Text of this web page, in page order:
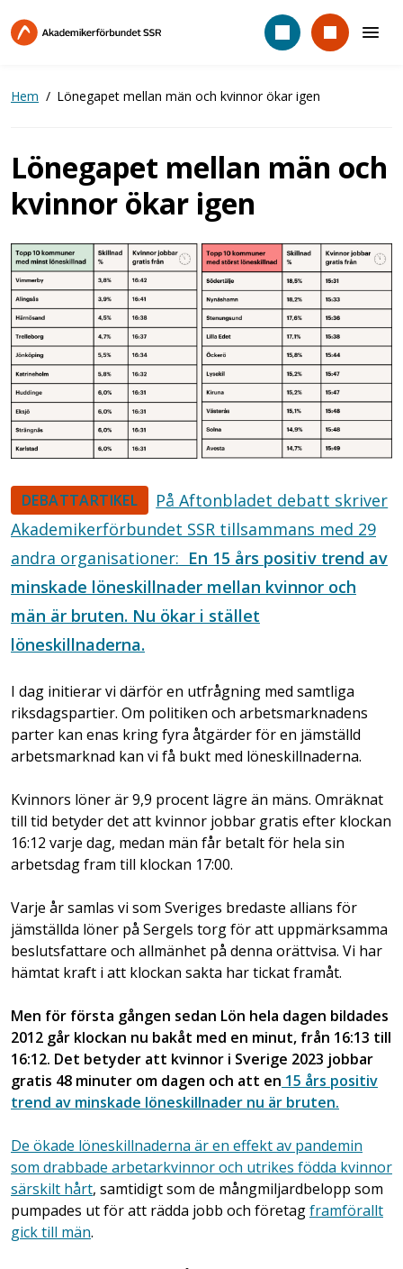
till
Hem Lönegapet mellan män och kvinnor ökar igen
Lönegapet mellan män och
kvinnor ökar igen
DEBATTARTIKEL
På Aftonbladet debatt skriver
Akademikerförbundet SSR tillsammans med 29
andra organisationer: En 15 års positiv trend av
minskade löneskillnader mellan kvinnor och
män är bruten. Nu ökar i stället
löneskillnaderna.
I dag initierar vi därför en utfrågning med samtliga
riksdagspartier. Om politiken och arbetsmarknadens
parter kan enas kring fyra åtgärder för en jämställd
arbetsmarknad kan vi få bukt med löneskillnaderna.
Kvinnors löner är 9,9 procent lägre än mäns. Omräknat
till tid betyder det att kvinnor jobbar gratis efter klockan
16:12 varje dag, medan män får betalt för hela sin
arbetsdag fram till klockan 17:00.
Varje år samlas vi som Sveriges bredaste allians för
jämställda löner på Sergels torg för att uppmärksamma
beslutsfattare och allmänhet på denna orättvisa. Vi har
hämtat kraft i att klockan sakta har tickat framåt.
Men för första gången sedan Lön hela dagen bildades
2012 går klockan nu bakåt med en minut, från 16:13 till
16:12. Det betyder att kvinnor i Sverige 2023 jobbar
gratis 48 minuter om dagen och att en 15 års positiv
trend av minskade löneskillnader nu är bruten.
De ökade löneskillnaderna är en effekt av pandemin
som drabbade arbetarkvinnor och utrikes födda kvinnor
särskilt hårt, samtidigt som de mångmiljardbelopp som
pumpades ut för att rädda jobb och företagframförallt
gick till män.